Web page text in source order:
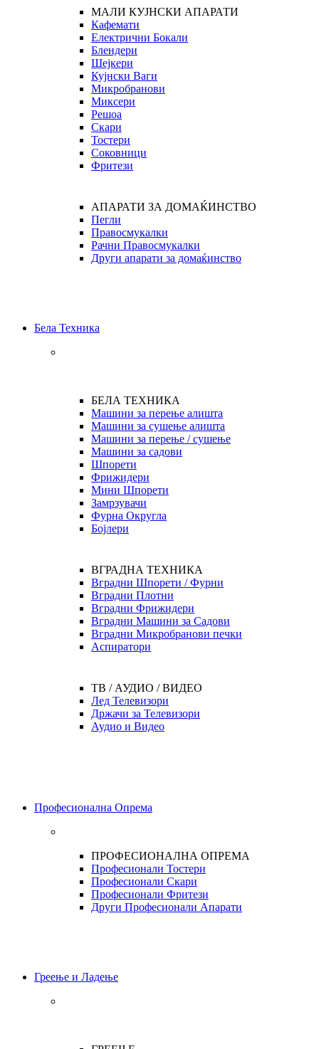
МАЛИ КУЈНСКИ АПАРАТИ
Кафемати
Електрични Бокали
Блендери
Шејкери
Кујнски Ваги
Микробранови
Миксери
Решоа
Скари
Тостери
Соковници
Фритези
АПАРАТИ ЗА ДОМАЌИНСТВО
Пегли
Правосмукалки
Рачни Правосмукалки
Други апарати за домаќинство
Бела Техника
БЕЛА ТЕХНИКА
Машини за перење алишта
Машини за сушење алишта
Машини за перење / сушење
Машини за садови
Шпорети
Фрижидери
Мини Шпорети
Замрзувачи
Фурна Округла
Бојлери
ВГРАДНА ТЕХНИКА
Вградни Шпорети / Фурни
Вградни Плотни
Вградни Фрижидери
Вградни Машини за Садови
Вградни Микробранови печки
Аспиратори
ТВ / АУДИО / ВИДЕО
Лед Телевизори
Држачи за Телевизори
Аудио и Видео
Професионална Опрема
ПРОФЕСИОНАЛНА ОПРЕМА
Професионали Тостери
Професионали Скари
Професионали Фритези
Други Професионали Апарати
Греење и Ладење